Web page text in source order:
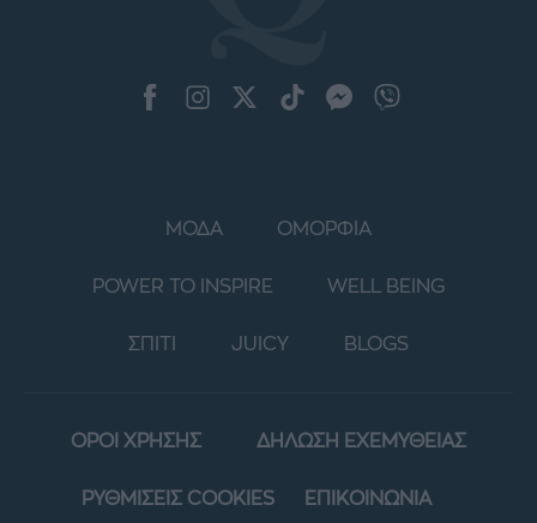
ΜΟΔΑ ΟΜΟΡΦΙΑ
POWER TO INSPIRE WELL BEING
ΣΠΙΤΙ JUICY BLOGS
ΟΡΟΙ ΧΡΗΣΗΣ ΔΗΛΩΣΗ ΕΧΕΜΥΘΕΙΑΣ
ΡΥΘΜΙΣΕΙΣ COOKIES ΕΠΙΚΟΙΝΩΝΙΑ